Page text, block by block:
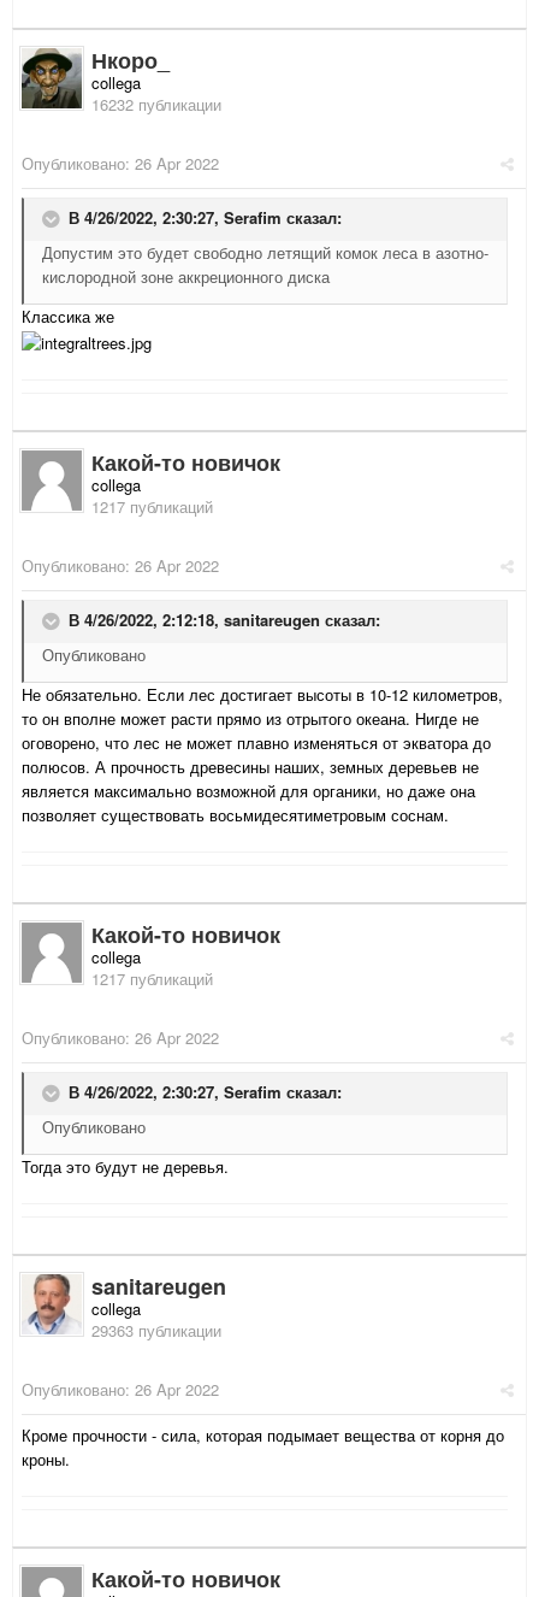
Нкоро_
collega
16232 публикации
Опубликовано: 26 Apr 2022
В 4/26/2022, 2:30:27, Serafim сказал:
Допустим это будет свободно летящий комок леса в азотно-
кислородной зоне аккреционного диска
Классика же
Какой-то новичок
collega
1217 публикаций
Опубликовано: 26 Apr 2022
В 4/26/2022, 2:12:18, sanitareugen сказал:
Опубликовано
Не обязательно. Если лес достигает высоты в 10-12 километров,
то он вполне может расти прямо из отрытого океана. Нигде не
оговорено, что лес не может плавно изменяться от экватора до
полюсов. А прочность древесины наших, земных деревьев не
является максимально возможной для органики, но даже она
позволяет существовать восьмидесятиметровым соснам.
Какой-то новичок
collega
1217 публикаций
Опубликовано: 26 Apr 2022
В 4/26/2022, 2:30:27, Serafim сказал:
Опубликовано
Тогда это будут не деревья.
sanitareugen
collega
29363 публикации
Опубликовано: 26 Apr 2022
Кроме прочности - сила, которая подымает вещества от корня до
кроны.
Какой-то новичок